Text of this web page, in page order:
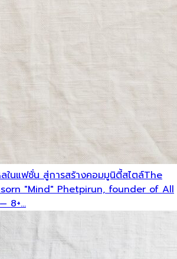
ในแฟชั่น สู่การสร้างคอมมูนิตี้สไตล์The
"Mind" Phetpirun, founder of All
8+…